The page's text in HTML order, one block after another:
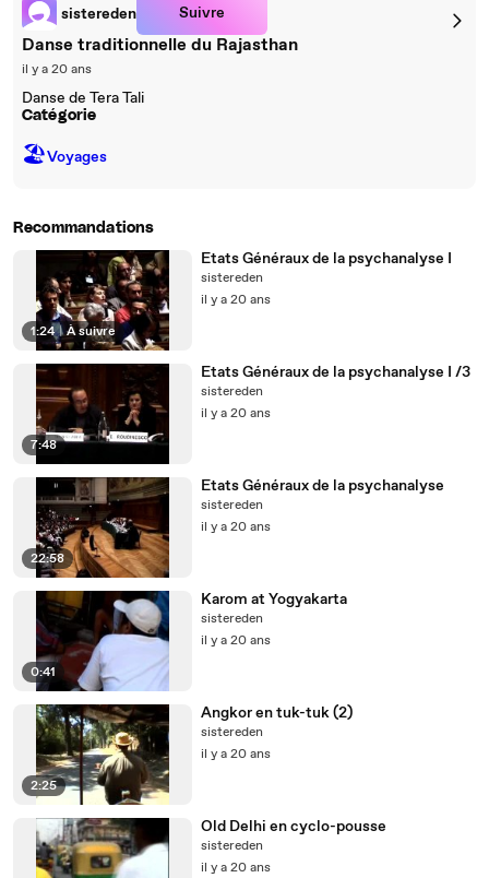
sistereden Suivre
Danse traditionnelle du Rajasthan
il y a 20 ans
Danse de Tera Tali
Catégorie
🏖Voyages
Recommandations
1:24 | À suivre
Etats Généraux de la psychanalyse I
sistereden
il y a 20 ans
7:48
Etats Généraux de la psychanalyse I /3
sistereden
il y a 20 ans
22:58
Etats Généraux de la psychanalyse
sistereden
il y a 20 ans
0:41
Karom at Yogyakarta
sistereden
il y a 20 ans
2:25
Angkor en tuk-tuk (2)
sistereden
il y a 20 ans
Old Delhi en cyclo-pousse
sistereden
il y a 20 ans